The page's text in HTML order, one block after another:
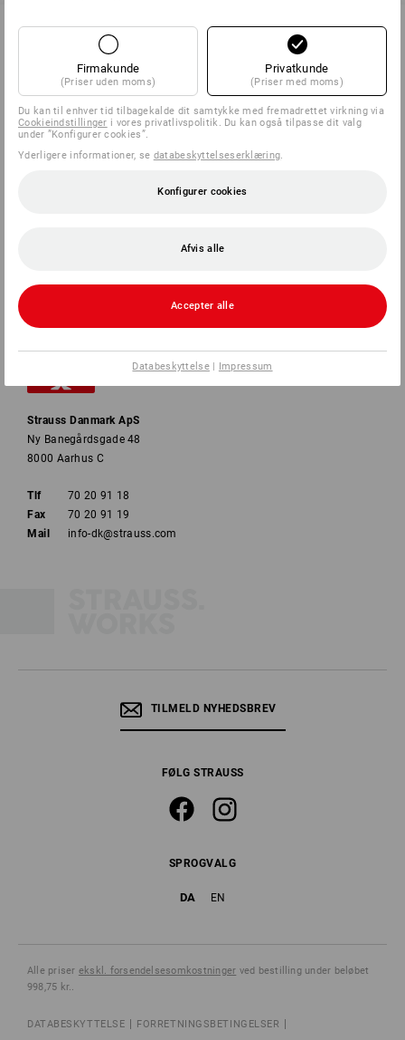
SERVICE 70 20 91 18
SERVICE
Strauss Danmark ApS
Ny Banegårdsgade 48
8000 Aarhus C
Tlf
70 20 91 18
Fax
70 20 91 19
Mail
info-dk@strauss.com
TILMELD NYHEDSBREV
FØLG STRAUSS
SPROGVALG
DA EN
Alle priser ekskl. forsendelsesomkostninger ved bestilling under beløbet
998,75 kr..
DATABESKYTTELSE
FORRETNINGSBETINGELSER
Firmakunde
(Priser uden moms)
Privatkunde
(Priser med moms)
Du kan til enhver tid tilbagekalde dit samtykke med fremadrettet virkning via
Cookieindstillinger i vores privatlivspolitik. Du kan også tilpasse dit valg
under ”Konfigurer cookies”.
Yderligere informationer, se databeskyttelseserklæring.
Konfigurer cookies
Afvis alle
Accepter alle
Databeskyttelse| Impressum